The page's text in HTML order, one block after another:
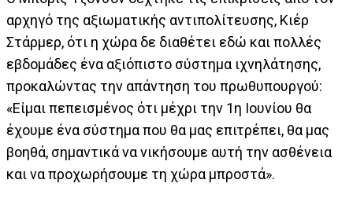
αρχηγό της αξιωματικής αντιπολίτευσης, Κιέρ
Στάρμερ, ότι η χώρα δε διαθέτει εδώ και πολλές
εβδομάδες ένα αξιόπιστο σύστημα ιχνηλάτησης,
προκαλώντας την απάντηση του πρωθυπουργού:
«Είμαι πεπεισμένος ότι μέχρι την 1η Ιουνίου θα
έχουμε ένα σύστημα που θα μας επιτρέπει, θα μας
βοηθά, σημαντικά να νικήσουμε αυτή την ασθένεια
και να προχωρήσουμε τη χώρα μπροστά».